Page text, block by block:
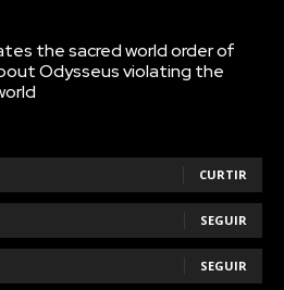
the sacred world order of
Odysseus violating the
CURTIR
SEGUIR
SEGUIR